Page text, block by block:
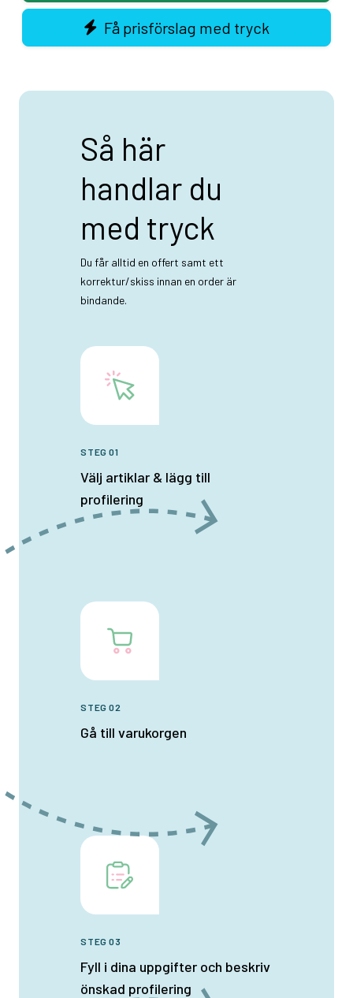
Få prisförslag med tryck
Så här
handlar du
med tryck
Du får alltid en offert samt ett
korrektur/skiss innan en order är
bindande.
STEG 01
Välj artiklar & lägg till
profilering
STEG 02
Gå till varukorgen
STEG 03
Fyll i dina uppgifter och beskriv
önskad profilering